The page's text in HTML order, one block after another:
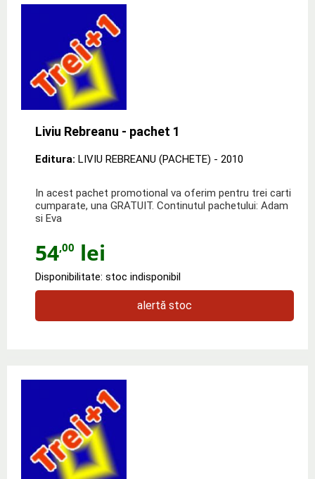
Liviu Rebreanu - pachet 1
Editura: LIVIU REBREANU (PACHETE) - 2010
In acest pachet promotional va oferim pentru trei carti
cumparate, una GRATUIT. Continutul pachetului: Adam
si Eva
54,00 lei
Disponibilitate: stoc indisponibil
alertă stoc